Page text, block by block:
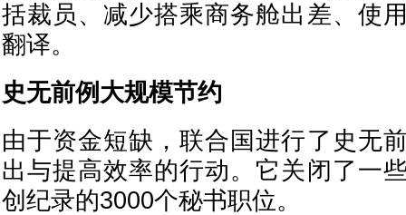
括裁员、减少搭乘商务舱出差、使
翻译。
史无前例大规模节约
由于资金短缺，联合国进行了史无
出与提高效率的行动。它关闭了一
创纪录的3000个秘书职位。